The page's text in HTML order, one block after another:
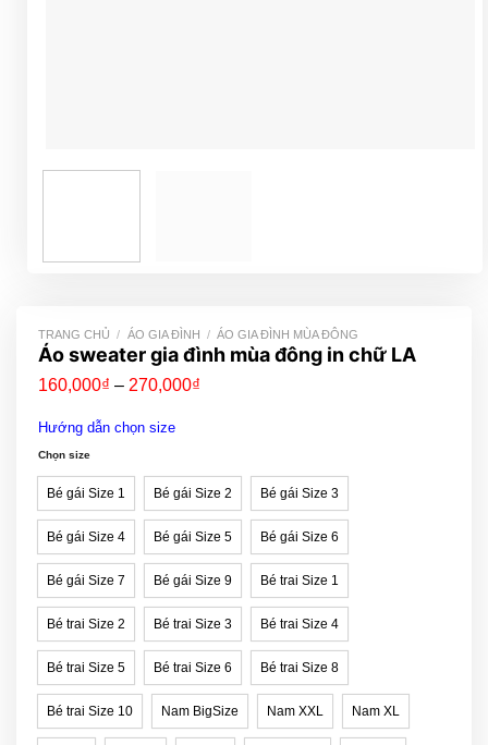
TRANG CHỦ / ÁO GIA ĐÌNH / ÁO GIA ĐÌNH MÙA ĐÔNG
Áo sweater gia đình mùa đông in chữ LA
160,000₫ – 270,000₫
Hướng dẫn chọn size
Chọn size
Bé gái Size 1 Bé gái Size 2 Bé gái Size 3
Bé gái Size 4 Bé gái Size 5 Bé gái Size 6
Bé gái Size 7 Bé gái Size 9 Bé trai Size 1
Bé trai Size 2 Bé trai Size 3 Bé trai Size 4
Bé trai Size 5 Bé trai Size 6 Bé trai Size 8
Bé trai Size 10 Nam BigSize Nam XXL Nam XL